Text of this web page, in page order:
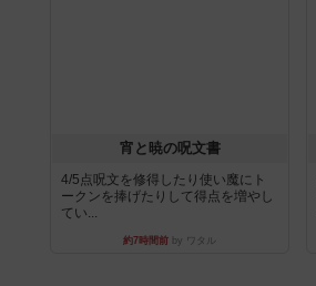
宵と暁の呪文書
4/5点呪文を修得したり使い魔にト
ークンを捧げたりして得点を増やし
てい...
約7時間前 by ワタル